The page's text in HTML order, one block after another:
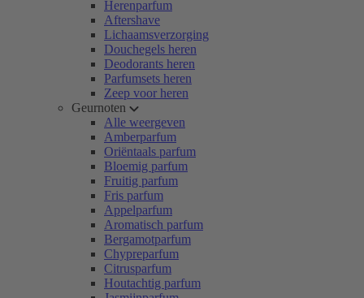
Herenparfum
Aftershave
Lichaamsverzorging
Douchegels heren
Deodorants heren
Parfumsets heren
Zeep voor heren
Geurnoten
Alle weergeven
Amberparfum
Oriëntaals parfum
Bloemig parfum
Fruitig parfum
Fris parfum
Appelparfum
Aromatisch parfum
Bergamotparfum
Chypreparfum
Citrusparfum
Houtachtig parfum